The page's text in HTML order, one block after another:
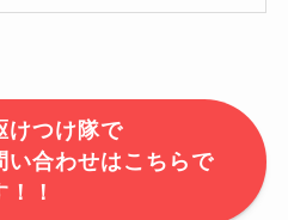
けつけ隊で
い合わせはこちらで
！！